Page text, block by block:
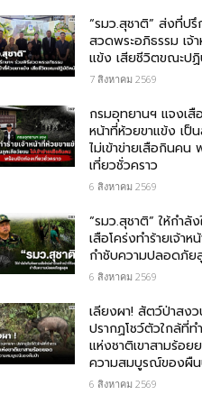
“รมว.สุชาติ” ส่งที่ป
สวดพระอภิธรรม เจ้
แข้ง เสียชีวิตขณะป
7 สิงหาคม 2569
กรม​อุทยานฯ แจงเสื
หน้าที่ห้วยขาแข้ง เป็
ไม่เข้าข่ายเสือกินค
เที่ยวชั่วคราว
6 สิงหาคม 2569
“รมว.สุชาติ” ให้กำลั
เสือโคร่งทำร้ายเจ้า
กำชับความปลอดภั
6 สิงหาคม 2569
เลียงผา! สัตว์ป่าสง
ปรากฏโชว์ตัวใกล้ที่ท
แห่งชาติเขาสามร้อ
ความสมบูรณ์ของผื
6 สิงหาคม 2569